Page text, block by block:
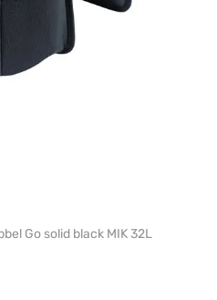
Go solid black MIK 32L